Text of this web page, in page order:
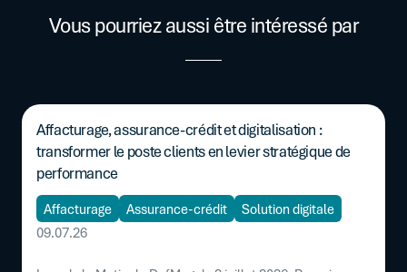
Vous pourriez aussi être intéressé par
Affacturage, assurance-crédit et digitalisation :
transformer le poste clients en levier stratégique de
performance
Affacturage Assurance-crédit
Solution digitale
09.07.26